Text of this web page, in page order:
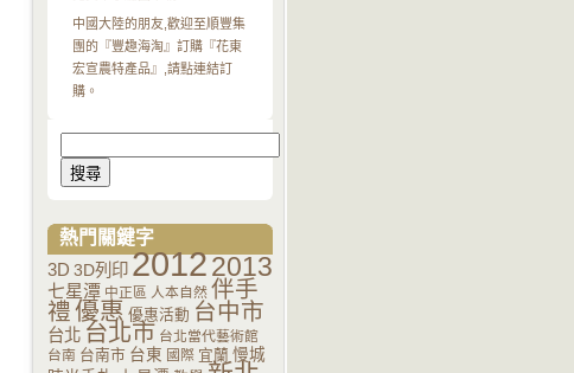
中國大陸的朋友,歡迎至順豐集
團的『豐趣海淘』訂購『花東
宏宣農特產品』,請點連結訂
購。
尋
關
熱門關鍵字
3D 3D列印20122013
七星潭 中正區 人本自然 伴手
禮優惠 優惠活動 台中市
台北 台北市 台北當代藝術館
台南 台南市 台東 國際 宜蘭 慢城